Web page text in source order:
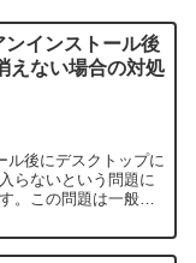
ンインストール後
えない場合の対処
ル後にデスクトップに
らないという問題に
。この問題は一般的